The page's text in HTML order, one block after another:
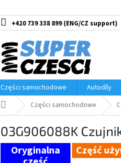
+420 739 338 899
Części samochodowe
Autodíly
Home Części samochodowe
03G906088K
Część